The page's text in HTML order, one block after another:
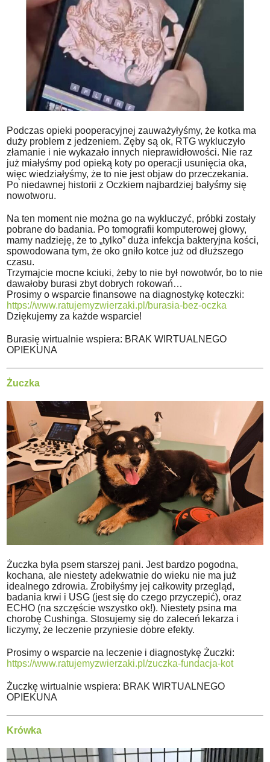
Podczas opieki pooperacyjnej zauważyłyśmy, że kotka ma
duży problem z jedzeniem. Zęby są ok, RTG wykluczyło
złamanie i nie wykazało innych nieprawidłowości. Nie raz
już miałyśmy pod opieką koty po operacji usunięcia oka,
więc wiedziałyśmy, że to nie jest objaw do przeczekania.
Po niedawnej historii z Oczkiem najbardziej bałyśmy się
nowotworu.
Na ten moment nie można go na wykluczyć, próbki zostały
pobrane do badania. Po tomografii komputerowej głowy,
mamy nadzieję, że to „tylko” duża infekcja bakteryjna kości,
spowodowana tym, że oko gniło kotce już od dłuższego
czasu.
Trzymajcie mocne kciuki, żeby to nie był nowotwór, bo to nie
dawałoby burasi zbyt dobrych rokowań…
Prosimy o wsparcie finansowe na diagnostykę koteczki:
https://www.ratujemyzwierzaki.pl/burasia-bez-oczka
Dziękujemy za każde wsparcie!
Burasię wirtualnie wspiera: BRAK WIRTUALNEGO
OPIEKUNA
Żuczka
Żuczka była psem starszej pani. Jest bardzo pogodna,
kochana, ale niestety adekwatnie do wieku nie ma już
idealnego zdrowia. Zrobiłyśmy jej całkowity przegląd,
badania krwi i USG (jest się do czego przyczepić), oraz
ECHO (na szczęście wszystko ok!). Niestety psina ma
chorobę Cushinga. Stosujemy się do zaleceń lekarza i
liczymy, że leczenie przyniesie dobre efekty.
Prosimy o wsparcie na leczenie i diagnostykę Żuczki:
https://www.ratujemyzwierzaki.pl/zuczka-fundacja-kot
Żuczkę wirtualnie wspiera: BRAK WIRTUALNEGO
OPIEKUNA
Krówka